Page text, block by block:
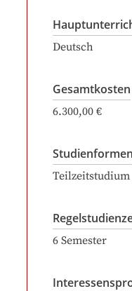
Deutsch
Gesamtkosten
6.300,00 €
Studienformen
Teilzeitstudium
6 Semester